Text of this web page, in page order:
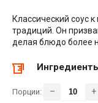
Классический соус
традиций. Он
делая блюдо более
Порции: – +